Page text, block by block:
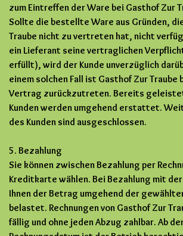
zum Eintreffen der Ware bei Gasthof Zur
Sollte die bestellte Ware aus Gründen,
Traube nicht zu vertreten hat, nicht
ein Lieferant seine vertraglichen
erfüllt), wird der Kunde unverzüglich
einem solchen Fall ist Gasthof Zur
Vertrag zurückzutreten. Bereits
Kunden werden umgehend erstattet.
des Kunden sind ausgeschlossen.
5. Bezahlung
Sie können zwischen Bezahlung per
Kreditkarte wählen. Bei Bezahlung mit
Ihnen der Betrag umgehend der
belastet. Rechnungen von Gasthof Zur
fällig und ohne jeden Abzug zahlbar. Ab